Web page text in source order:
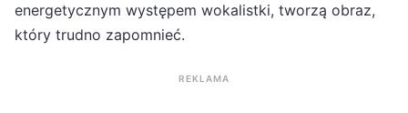
energetycznym występem wokalistki, tworzą obraz,
który trudno zapomnieć.
REKLAMA